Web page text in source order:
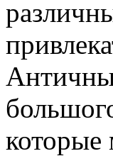
которые